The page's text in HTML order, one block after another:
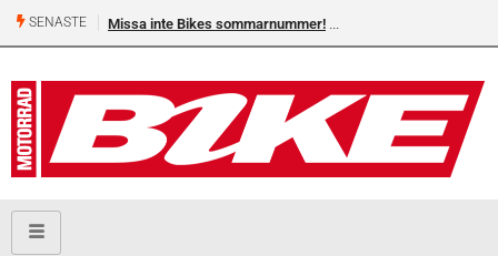
SENASTE Missa inte Bikes sommarnummer!